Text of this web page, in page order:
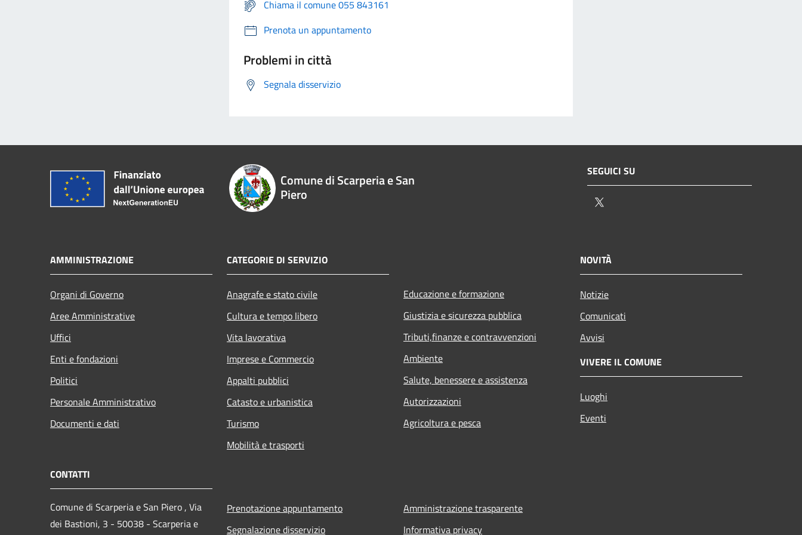
Chiama il comune 055 843161
Prenota un appuntamento
Problemi in città
Segnala disservizio
Comune di Scarperia e San
Piero
SEGUICI SU
AMMINISTRAZIONE
Organi di Governo
Aree Amministrative
Uffici
Enti e fondazioni
Politici
Personale Amministrativo
Documenti e dati
CATEGORIE DI SERVIZIO
Anagrafe e stato civile
Cultura e tempo libero
Vita lavorativa
Imprese e Commercio
Appalti pubblici
Catasto e urbanistica
Turismo
Mobilità e trasporti
Educazione e formazione
Giustizia e sicurezza pubblica
Tributi,finanze e contravvenzioni
Ambiente
Salute, benessere e assistenza
Autorizzazioni
Agricoltura e pesca
NOVITÀ
Notizie
Comunicati
Avvisi
VIVERE IL COMUNE
Luoghi
Eventi
CONTATTI
Comune di Scarperia e San Piero , Via
dei Bastioni, 3 - 50038 - Scarperia e
Prenotazione appuntamento
Segnalazione disservizio
Amministrazione trasparente
Informativa privacy